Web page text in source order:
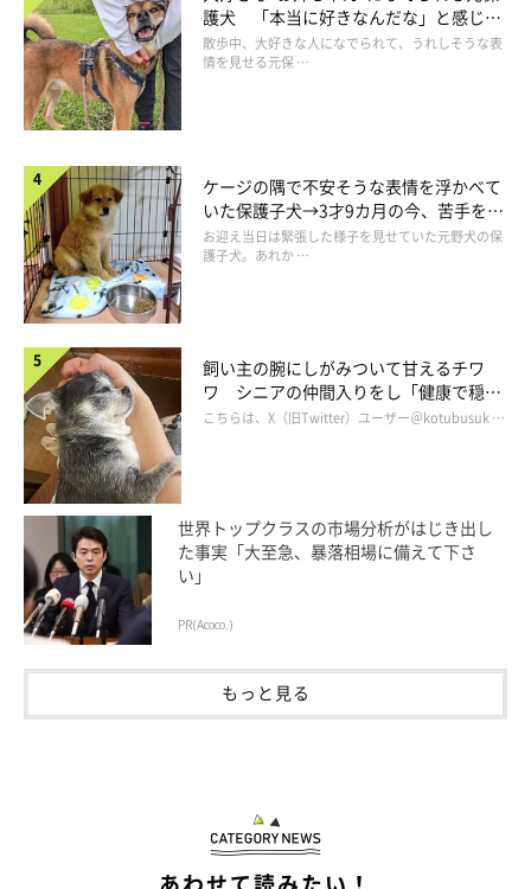
@happy_fureburu
クルミちゃんの成長の様子は、ぜひ飼い主さんの
Instagramでチェックしてみてください！
参照／Twitter（@happy_fureburu）
文／雨宮カイ
護犬 「本当に好きなんだな」と感じる
表情にほっこり
散歩中、大好きな人になでられて、うれしそうな表
情を見せる元保 …
ケージの隅で不安そうな表情を浮かべて
いた保護子犬→3才9カ月の今、苦手を克
服し頼もしいコに成長！
お迎え当日は緊張した様子を見せていた元野犬の保
護子犬。あれか …
飼い主の腕にしがみついて甘えるチワ
ワ シニアの仲間入りをし「健康で穏や
かな暮らしが続いてほしい」と願う
こちらは、X（旧Twitter）ユーザー＠kotubusuk …
世界トップクラスの市場分析がはじき出し
た事実「大至急、暴落相場に備えて下さ
い」
PR(Acoco.)
もっと見る